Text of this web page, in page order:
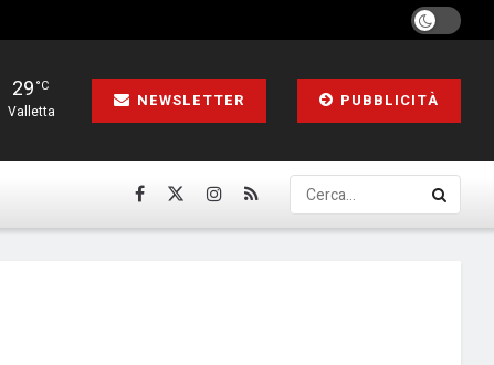
29°C
Valletta
NEWSLETTER PUBBLICITÀ